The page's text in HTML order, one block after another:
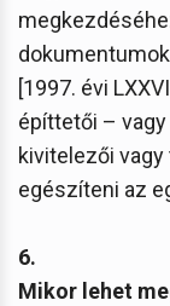
[1997. évi
építtetői –
kivitelezői
egészíteni az
6.
Mikor lehet